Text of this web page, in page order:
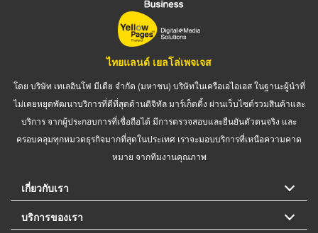
ไทยแลนด์ เยลโล่เพจเจส
โดย บริษัท เทเลอินโฟ มีเดีย จำกัด (มหาชน) บริษัทในเครือเอไอเอส ในฐานะผู้นำที่
ไม่เคยหยุดพัฒนาบริการที่ดีที่สุดด้านดิจิทัล มาร์เก็ตติ้ง ผ่านเว็บไซต์รวมสินค้าและ
บริการ จากผู้ประกอบการที่เชื่อถือได้ มีการตรวจสอบและยืนยันตัวตนจริง และ
ครอบคลุมทุกหมวดธุรกิจมากที่สุดในประเทศ เราจะมอบบริการที่เหนือความคาด
หมาย จากทีมงานคุณภาพ
เกี่ยวกับเรา
บริการของเรา